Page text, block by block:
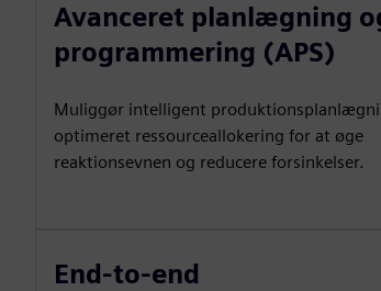
Avanceret planlægning
programmering (APS)
Muliggør intelligent
optimeret ressourceallokering for at øge
reaktionsevnen og reducere forsinkelser.
End-to-end